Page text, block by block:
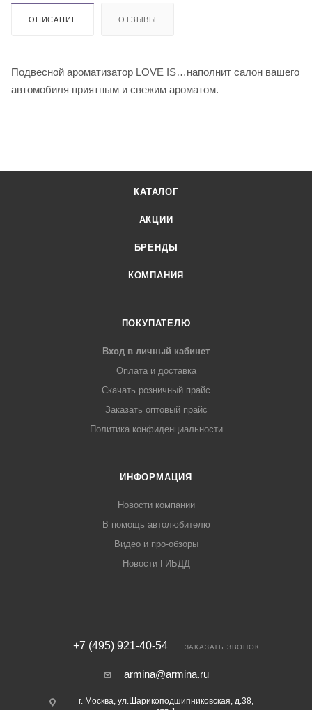
ОПИСАНИЕ ОТЗЫВЫ
Подвесной ароматизатор LOVE IS…наполнит салон вашего
автомобиля приятным и свежим ароматом.
КАТАЛОГ
АКЦИИ
БРЕНДЫ
КОМПАНИЯ
ПОКУПАТЕЛЮ
Вход в личный кабинет
Оплата и доставка
Скачать розничный прайс
Заказать оптовый прайс
Политика конфиденциальности
ИНФОРМАЦИЯ
Новости компании
В помощь автолюбителю
Видео и про-обзоры
Новости ГИБДД
+7 (495) 921-40-54 ЗАКАЗАТЬ ЗВОНОК
armina@armina.ru
г. Москва, ул.Шарикоподшипниковская, д.38,